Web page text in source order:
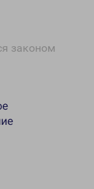
законом